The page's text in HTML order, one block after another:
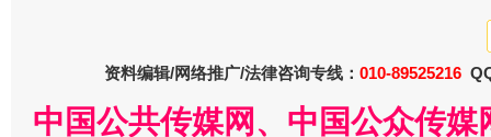
资料编辑/网络推广/法律咨询专线： 010-89525216
中国公共传媒网、中国公众传